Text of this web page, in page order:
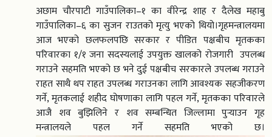
अछाम चौरपाटी गाउँपालिका–१ का वीरेन्द्र शाह र दैलेख महाबु
गाउँपालिका–६ का सुजन राउतको मृत्यु भएको थियो।गृहमन्त्रालयमा
आज भएको छलफलपछि सरकार र पीडित पक्षबीच मृतकका
परिवारका १/१ जना सदस्यलाई उपयुक्त खालको रोजगारी उपलब्ध
गराउने सहमति भएको छ भने दुई पक्षबीच सरकारले उपलब्ध गराउने
राहत साथै थप राहत उपलब्ध गराउनका लागि आवश्यक सहजीकरण
गर्ने, मृतकलाई शहीद घोषणाका लागि पहल गर्ने, मृतकका परिवारले
आजै शव बुझिलिने र शव सम्बन्धित जिल्लामा पुर्‍याउन गृह
मन्त्रालयले पहल गर्ने सहमति भएको छ।